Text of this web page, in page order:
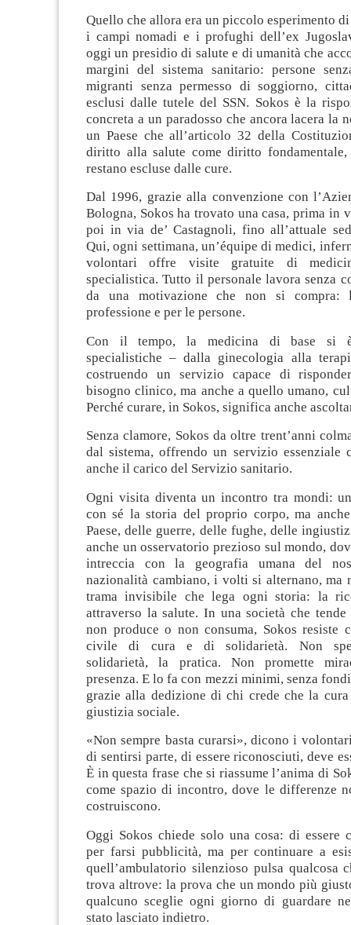
Quello che allora era un piccolo esperimento
i campi nomadi e i profughi dell’ex
oggi un presidio di salute e di umanità che
margini del sistema sanitario: persone
migranti senza permesso di soggiorno,
esclusi dalle tutele del SSN. Sokos è la
concreta a un paradosso che ancora lacera la
un Paese che all’articolo 32 della
diritto alla salute come diritto fondamentale,
restano escluse dalle cure.
Dal 1996, grazie alla convenzione con
Bologna, Sokos ha trovato una casa, prima in
poi in via de’ Castagnoli, fino all’attuale
Qui, ogni settimana, un’équipe di medici,
volontari offre visite gratuite di
specialistica. Tutto il personale lavora senza
da una motivazione che non si compra:
professione e per le persone.
Con il tempo, la medicina di base si
specialistiche – dalla ginecologia alla
costruendo un servizio capace di
bisogno clinico, ma anche a quello umano,
Perché curare, in Sokos, significa anche
Senza clamore, Sokos da oltre trent’anni
dal sistema, offrendo un servizio essenziale
anche il carico del Servizio sanitario.
Ogni visita diventa un incontro tra mondi:
con sé la storia del proprio corpo, ma
Paese, delle guerre, delle fughe, delle
anche un osservatorio prezioso sul mondo,
intreccia con la geografia umana del
nazionalità cambiano, i volti si alternano, ma
trama invisibile che lega ogni storia: la
attraverso la salute. In una società che
non produce o non consuma, Sokos resiste
civile di cura e di solidarietà. Non
solidarietà, la pratica. Non promette
presenza. E lo fa con mezzi minimi, senza
grazie alla dedizione di chi crede che la
giustizia sociale.
«Non sempre basta curarsi», dicono i
di sentirsi parte, di essere riconosciuti, deve
È in questa frase che si riassume l’anima di
come spazio di incontro, dove le differenze
costruiscono.
Oggi Sokos chiede solo una cosa: di essere
per farsi pubblicità, ma per continuare a
quell’ambulatorio silenzioso pulsa qualcosa
trova altrove: la prova che un mondo più
qualcuno sceglie ogni giorno di guardare
stato lasciato indietro.